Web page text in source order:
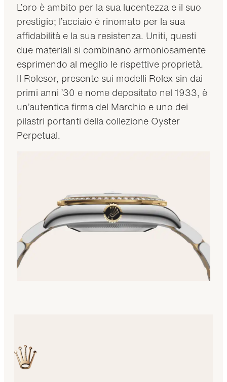
L’oro è ambito per la sua lucentezza e il suo
prestigio; l’acciaio è rinomato per la sua
affidabilità e la sua resistenza. Uniti, questi
due materiali si combinano armoniosamente
esprimendo al meglio le rispettive proprietà.
Il Rolesor, presente sui modelli Rolex sin dai
primi anni ’30 e nome depositato nel 1933, è
un’autentica firma del Marchio e uno dei
pilastri portanti della collezione Oyster
Perpetual.